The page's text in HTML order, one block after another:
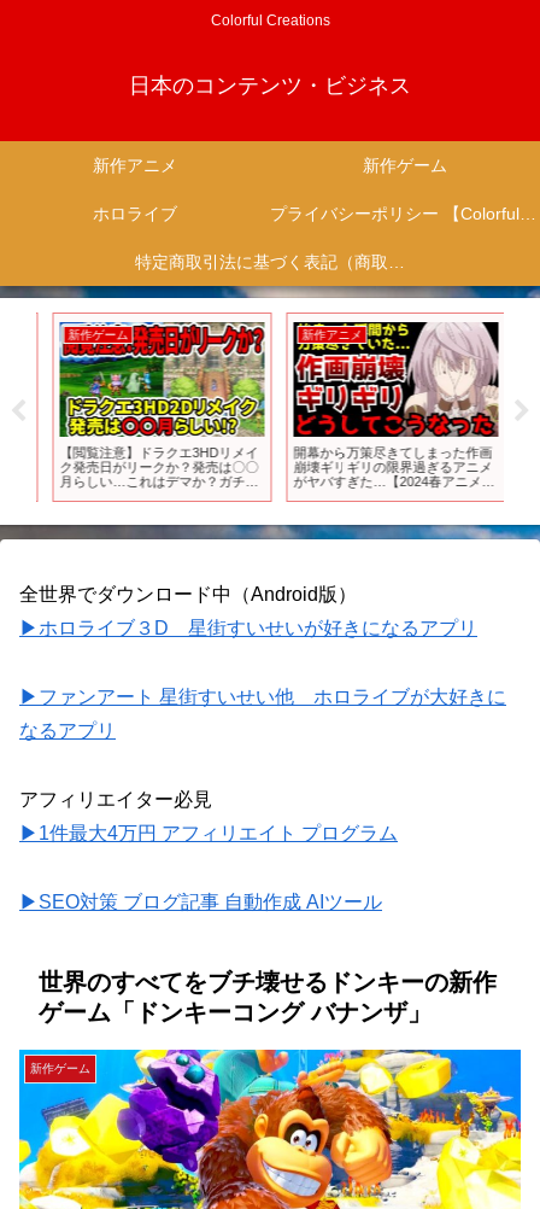
Colorful Creations
日本のコンテンツ・ビジネス
新作アニメ 新作ゲーム
ホロライブ プライバシーポリシー 【Colorful Creation】
特定商取引法に基づく表記（商取引に関する開示）
新作ゲーム
【閲覧注意】ドラクエ3HDリメイ
ク発売日がリークか？発売は〇〇
月らしい…これはデマか？ガチ
新作アニメ
開幕から万策尽きてしまった作画
崩壊ギリギリの限界過ぎるアニメ
がヤバすぎた…【2024春アニメ】
全世界でダウンロード中（Android版）
▶ホロライブ３D 星街すいせいが好きになるアプリ
▶ファンアート 星街すいせい他 ホロライブが大好きに
なるアプリ
アフィリエイター必見
▶1件最大4万円 アフィリエイト プログラム
▶SEO対策 ブログ記事 自動作成 AIツール
世界のすべてをブチ壊せるドンキーの新作
ゲーム「ドンキーコング バナンザ」
新作ゲーム